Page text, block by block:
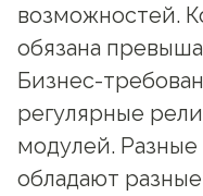
возможностей.
обязана
Бизнес-
регулярные
модулей.
обладают